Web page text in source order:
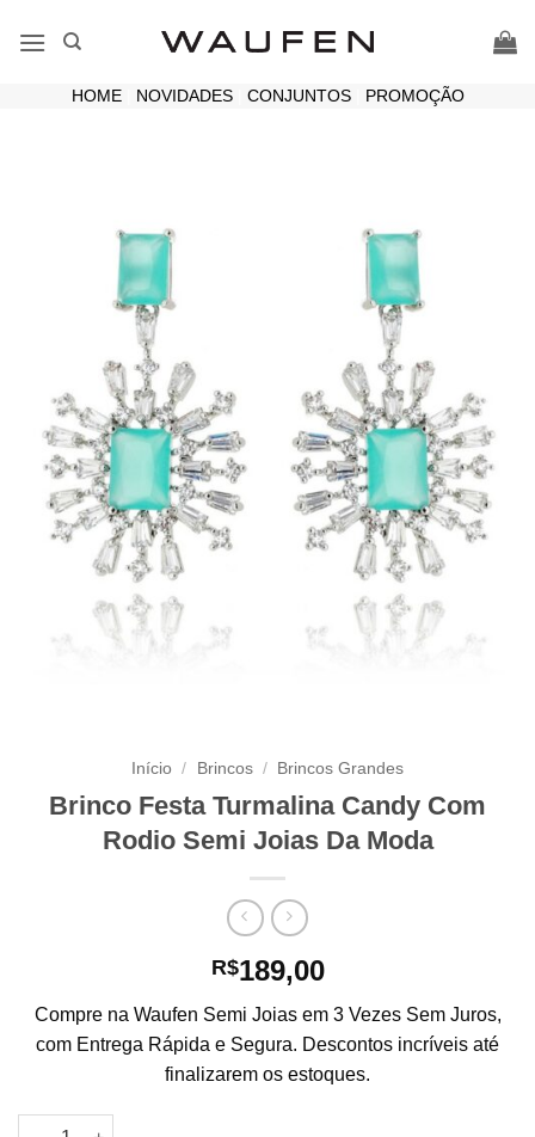
HOME| NOVIDADES| CONJUNTOS| PROMOÇÃO
Início / Brincos / Brincos Grandes
Brinco Festa Turmalina Candy Com
Rodio Semi Joias Da Moda
R$189,00
Compre na Waufen Semi Joias em 3 Vezes Sem Juros,
com Entrega Rápida e Segura. Descontos incríveis até
finalizarem os estoques.
Brinco Festa Turmalina Candy Com Rodio Semi Joias Da